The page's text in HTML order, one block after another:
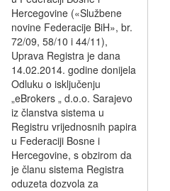
Hercegovine («Službene
novine Federacije BiH», br.
72/09, 58/10 i 44/11),
Uprava Registra je dana
14.02.2014. godine donijela
Odluku o isključenju
„eBrokers „ d.o.o. Sarajevo
iz članstva sistema u
Registru vrijednosnih papira
u Federaciji Bosne i
Hercegovine, s obzirom da
je članu sistema Registra
oduzeta dozvola za